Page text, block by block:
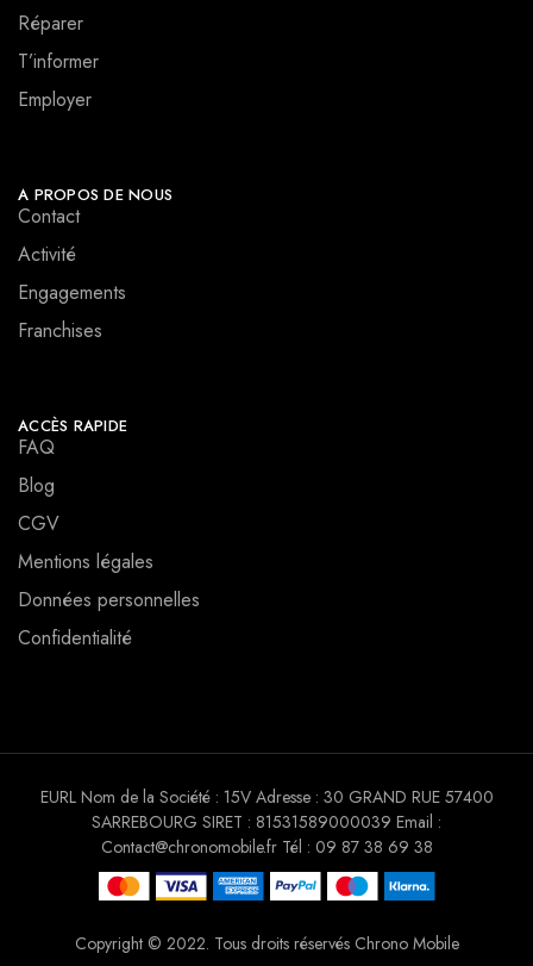
Réparer
T’informer
Employer
A PROPOS DE NOUS
Contact
Activité
Engagements
Franchises
ACCÈS RAPIDE
FAQ
Blog
CGV
Mentions légales
Données personnelles
Confidentialité
Copyright © 2022. Tous droits réservés Chrono Mobile
EURL Nom de la Société : 15V Adresse : 30 GRAND RUE 57400
SARREBOURG SIRET : 81531589000039 Email :
Contact@chronomobile.fr Tél : 09 87 38 69 38